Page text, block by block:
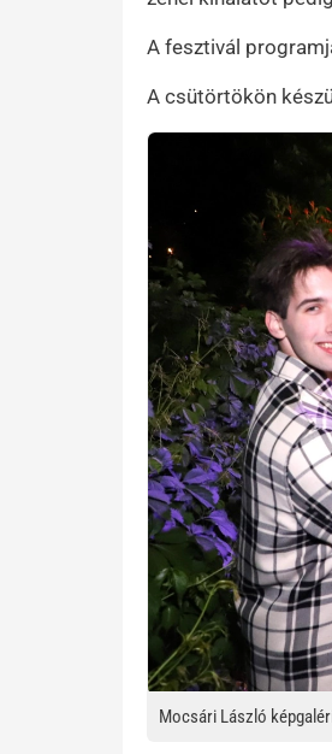
A fesztivál
A csütörtökön
Preview Image
Mocsári László